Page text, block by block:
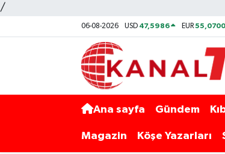
/
06-08-2026 USD 47,5986 EUR55,0700
Ana sayfa Gündem
Magazin Köşe Yazarları